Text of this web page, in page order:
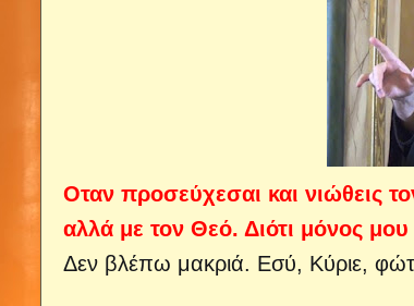
Οταν προσεύχεσαι και νιώθεις
αλλά με τον Θεό. Διότι μόνος μου
Δεν βλέπω μακριά. Εσύ, Κύριε,